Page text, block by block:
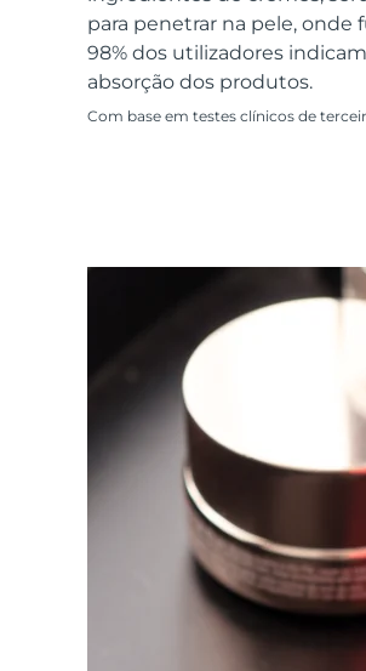
para penetrar na pele, onde
98% dos utilizadores
absorção dos produtos.
Com base em testes clínicos de
All acne treatment
All revitalizing eye
Cuidados de pele
Advanced pore care
LUNA™ Dual-
Serum
For healthy hair
issa™ Teeth
18% PAP
Cosméticos Homens